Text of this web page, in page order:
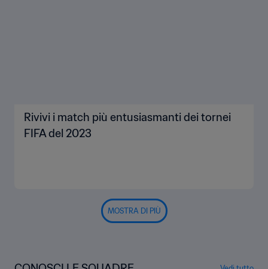
Rivivi i match più entusiasmanti dei tornei
FIFA del 2023
MOSTRA DI PIÙ